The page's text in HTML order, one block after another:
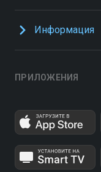
Информация
ПРИЛОЖЕНИЯ